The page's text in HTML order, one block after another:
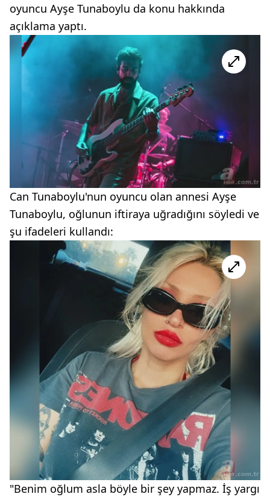
oyuncu Ayşe Tunaboylu da konu hakkında
açıklama yaptı.
Can Tunaboylu'nun oyuncu olan annesi Ayşe
Tunaboylu, oğlunun iftiraya uğradığını söyledi ve
şu ifadeleri kullandı:
"Benim oğlum asla böyle bir şey yapmaz. İş yargı